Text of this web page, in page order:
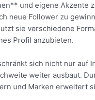
und eigene Akzente
neue Follower zu
sie verschiedene
Profil anzubieten.
sich nicht nur
weiter ausbaut.
und Marken erweitert